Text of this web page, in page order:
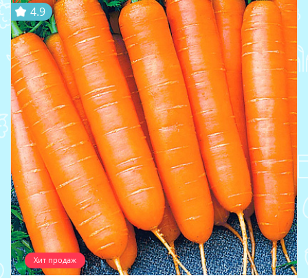
Хит продаж
4.9